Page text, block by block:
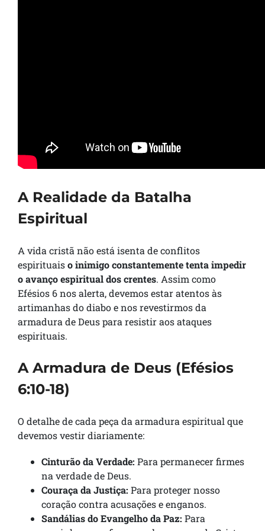
A Realidade da Batalha
Espiritual
A vida cristã não está isenta de conflitos
espirituaiso inimigo constantemente tenta impedir
o avanço espiritual dos crentes. Assim como
Efésios 6 nos alerta, devemos estar atentos às
artimanhas do diabo e nos revestirmos da
armadura de Deus para resistir aos ataques
espirituais.
A Armadura de Deus (Efésios
6:10-18)
O detalhe de cada peça da armadura espiritual que
devemos vestir diariamente:
Cinturão da Verdade: Para permanecer firmes
na verdade de Deus.
Couraça da Justiça: Para proteger nosso
coração contra acusações e enganos.
Sandálias do Evangelho da Paz: Para